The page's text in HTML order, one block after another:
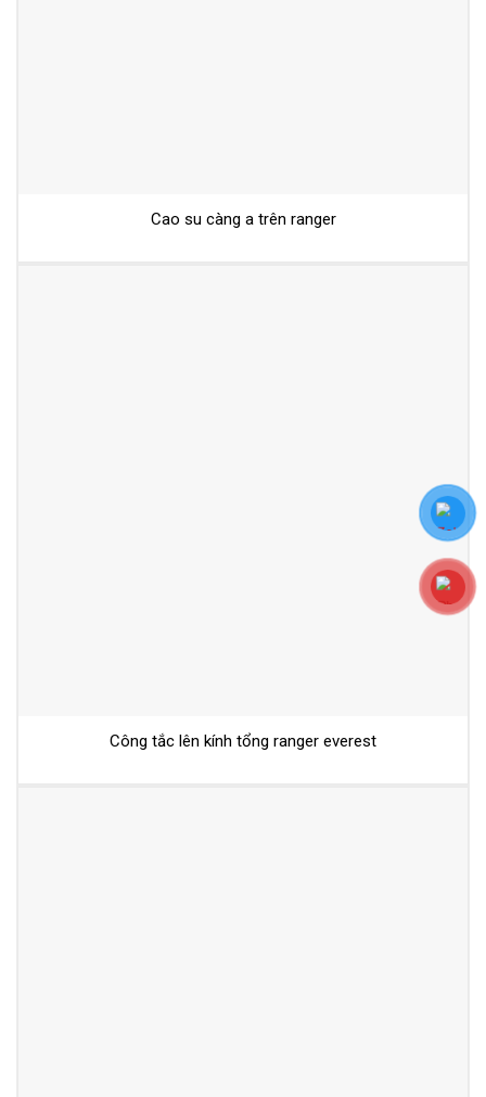
Cao su càng a trên ranger
Công tắc lên kính tổng ranger everest